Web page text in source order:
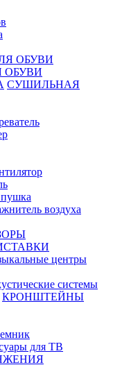
ОБУВИ
СУШИЛЬНАЯ
воздуха
центры
системы
КРОНШТЕЙНЫ
для ТВ